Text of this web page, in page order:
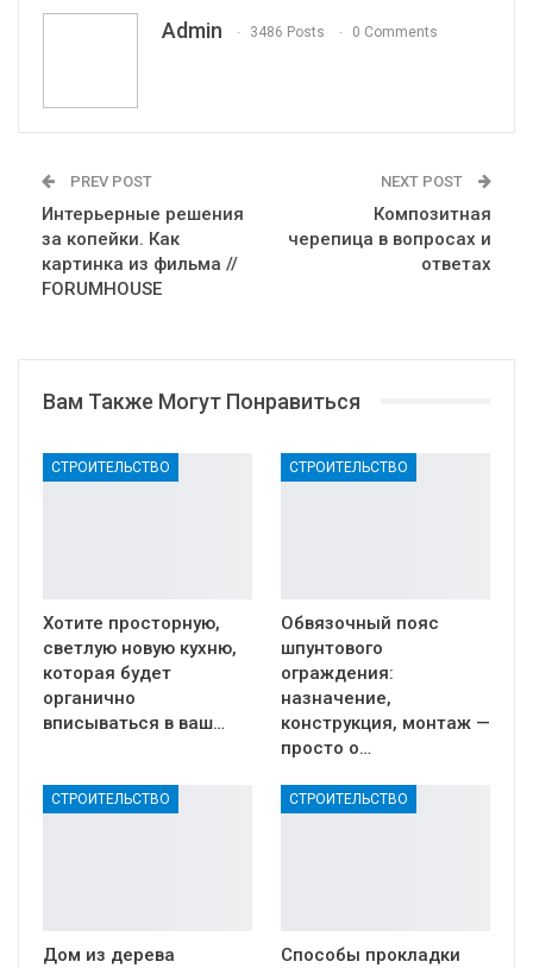
Admin 3486 Posts 0 Comments
PREV POST
Интерьерные решения
за копейки. Как
картинка из фильма //
FORUMHOUSE
NEXT POST
Композитная
черепица в вопросах и
ответах
Вам Также Могут Понравиться
СТРОИТЕЛЬСТВО
Хотите просторную,
светлую новую кухню,
которая будет
органично
вписываться в ваш…
СТРОИТЕЛЬСТВО
Обвязочный пояс
шпунтового
ограждения:
назначение,
конструкция, монтаж —
просто о…
СТРОИТЕЛЬСТВО
Дом из дерева
СТРОИТЕЛЬСТВО
Способы прокладки